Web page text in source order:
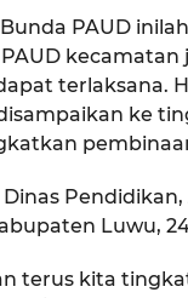
PAUD
terlaksana.
ke
Dinas
Luwu,
terus kita